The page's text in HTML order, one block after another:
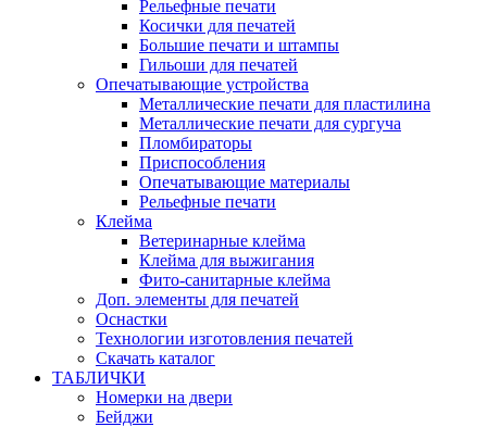
Рельефные печати
Косички для печатей
Большие печати и штампы
Гильоши для печатей
Опечатывающие устройства
Металлические печати для пластилина
Металлические печати для сургуча
Пломбираторы
Приспособления
Опечатывающие материалы
Рельефные печати
Клейма
Ветеринарные клейма
Клейма для выжигания
Фито-санитарные клейма
Доп. элементы для печатей
Оснастки
Технологии изготовления печатей
Скачать каталог
ТАБЛИЧКИ
Номерки на двери
Бейджи